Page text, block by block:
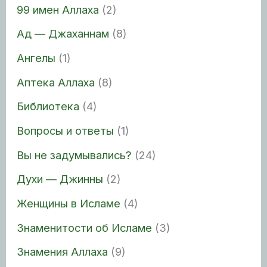
99 имен Аллаха (2)
Ад — Джаханнам (8)
Ангелы (1)
Аптека Аллаха (8)
Библиотека (4)
Вопросы и ответы (1)
Вы не задумывались? (24)
Духи — Джинны (2)
Женщины в Исламе (4)
Знаменитости об Исламе (3)
Знамения Аллаха (9)